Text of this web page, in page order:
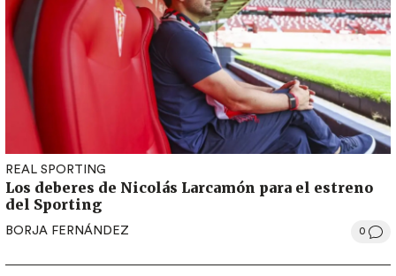
REAL SPORTING
Los deberes de Nicolás Larcamón para el estreno
del Sporting
BORJA FERNÁNDEZ 0